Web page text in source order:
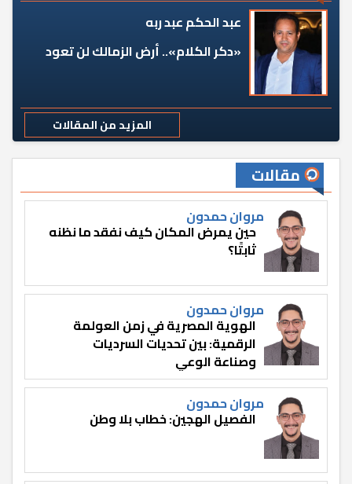
عبد الحكم عبد ربه
«دكر الكلام».. أرض الزمالك لن تعود
المزيد من المقالات
مقالات
مروان حمدون
حين يمرض المكان كيف نفقد ما نظنه
ثابتًا؟
مروان حمدون
الهوية المصرية في زمن العولمة
الرقمية: بين تحديات السرديات
وصناعة الوعي
مروان حمدون
الفصيل الهجين: خطاب بلا وطن